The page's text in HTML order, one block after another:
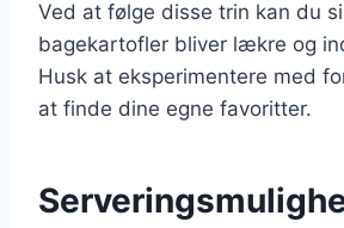
Ved at følge disse trin kan du
bagekartofler bliver lækre og
Husk at eksperimentere med
at finde dine egne favoritter.